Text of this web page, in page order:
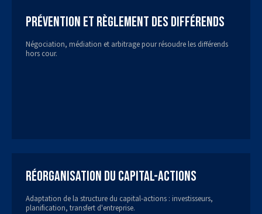
Prévention et règlement des différends
Négociation, médiation et arbitrage pour résoudre les différends
hors cour.
Réorganisation du capital-actions
Adaptation de la structure du capital-actions : investisseurs,
planification, transfert d'entreprise.